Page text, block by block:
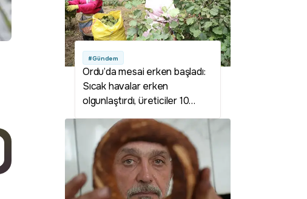
#Gündem
Ordu’da mesai erken başladı:
Sıcak havalar erken
olgunlaştırdı, üreticiler 10
bahçedeydi